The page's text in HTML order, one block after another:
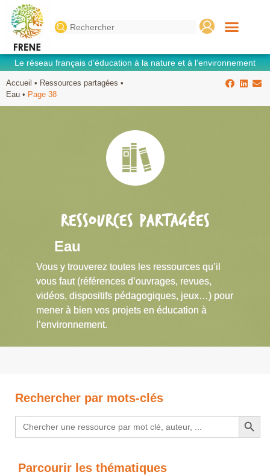
Search
for:
Le réseau français d’éducation à la nature et à l’environnement
Accueil • Ressources partagées •
Eau • Page 38
RESSOURCES PARTAGÉES
Eau
Vous y trouverez toutes les ressources qu’il
vous faut (références d’ouvrages, revues,
vidéos, dispositifs pédagogiques, jeux…) pour
mener à bien vos projets en éducation à
l’environnement.
Rechercher par mots-clés
Search
for:
Search Button
Parcourir les thématiques